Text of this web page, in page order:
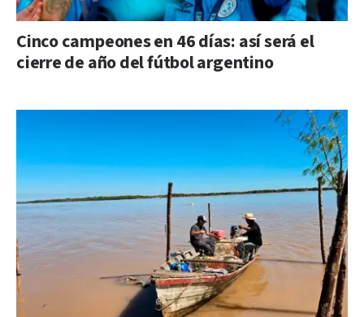
Cinco campeones en 46 días: así será el
cierre de año del fútbol argentino